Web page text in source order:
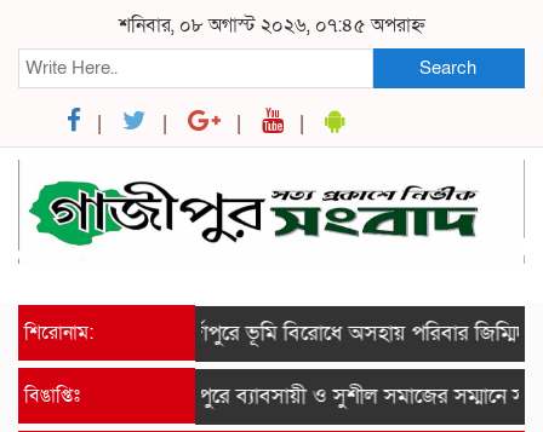
শনিবার, ০৮ অগাস্ট ২০২৬, ০৭:৪৫ অপরাহ্ন
Search
শিরোনাম: মির্জাপুরে ভূমি বিরোধে অসহায় পরিবার
বিঙাপ্তিঃ রায়পুরে ব্যাবসায়ী ও সুশীল সমাজের সম্মানে